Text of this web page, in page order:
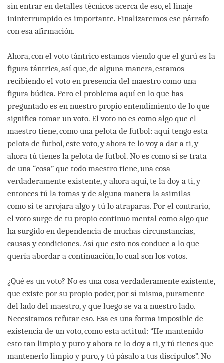
sin entrar en detalles técnicos acerca de eso, el linaje
ininterrumpido es importante. Finalizaremos ese párrafo
con esa afirmación.
Ahora, con el voto tántrico estamos viendo que el gurú es la
figura tántrica, así que, de alguna manera, estamos
recibiendo el voto en presencia del maestro como una
figura búdica. Pero el problema aquí en lo que has
preguntado es en nuestro propio entendimiento de lo que
significa tomar un voto. El voto no es como algo que el
maestro tiene, como una pelota de futbol: aquí tengo esta
pelota de futbol, este voto, y ahora te lo voy a dar a ti, y
ahora tú tienes la pelota de futbol. No es como si se trata
de una “cosa” que todo maestro tiene, una cosa
verdaderamente existente, y ahora aquí, te la doy a ti, y
entonces tú la tomas y de alguna manera la asimilas –
como si te arrojara algo y tú lo atraparas. Por el contrario,
el voto surge de tu propio continuo mental como algo que
ha surgido en dependencia de muchas circunstancias,
causas y condiciones. Así que esto nos conduce a lo que
quería abordar a continuación, lo cual son los votos.
¿Qué es un voto? No es una cosa verdaderamente existente,
que existe por su propio poder, por sí misma, puramente
del lado del maestro, y que luego se va a nuestro lado.
Necesitamos refutar eso. Esa es una forma imposible de
existencia de un voto, como esta actitud: “He mantenido
esto tan limpio y puro y ahora te lo doy a ti, y tú tienes que
mantenerlo limpio y puro, y tú pásalo a tus discípulos”. No